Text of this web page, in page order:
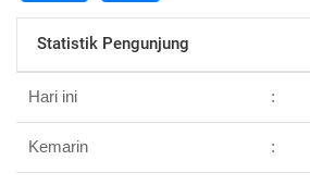
Statistik Pengunjung
Hari ini :
Kemarin :